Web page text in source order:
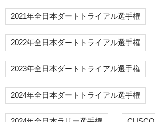
2021年全日本ダートトライアル選手権
2022年全日本ダートトライアル選手権
2023年全日本ダートトライアル選手権
2024年全日本ダートトライアル選手権